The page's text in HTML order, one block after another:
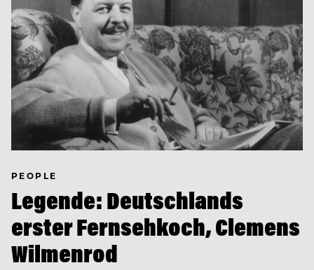
PEOPLE
Legende: Deutschlands
erster Fernsehkoch, Clemens
Wilmenrod